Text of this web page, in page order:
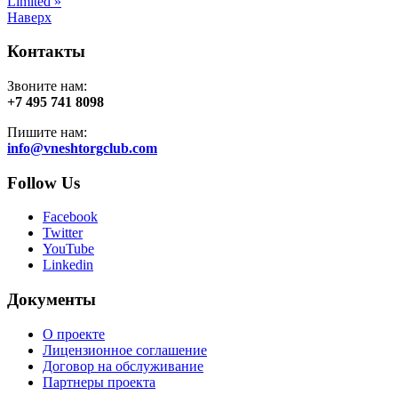
Наверх
Контакты
Звоните нам:
+7 495 741 8098
Пишите нам:
info@vneshtorgclub.com
Follow Us
Facebook
Twitter
YouTube
Linkedin
Документы
О проекте
Лицензионное соглашение
Договор на обслуживание
Партнеры проекта